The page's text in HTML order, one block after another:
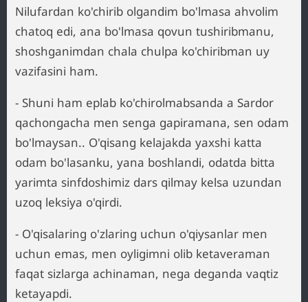
Nilufardan ko'chirib olgandim bo'lmasa ahvolim
chatoq edi, ana bo'lmasa qovun tushiribmanu,
shoshganimdan chala chulpa ko'chiribman uy
vazifasini ham.
- Shuni ham eplab ko'chirolmabsanda a Sardor
qachongacha men senga gapiramana, sen odam
bo'lmaysan.. O'qisang kelajakda yaxshi katta
odam bo'lasanku, yana boshlandi, odatda bitta
yarimta sinfdoshimiz dars qilmay kelsa uzundan
uzoq leksiya o'qirdi.
- O'qisalaring o'zlaring uchun o'qiysanlar men
uchun emas, men oyligimni olib ketaveraman
faqat sizlarga achinaman, nega deganda vaqtiz
ketayapdi.